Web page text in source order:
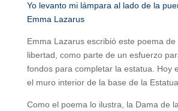
Yo levanto mi lámpara al lado de la
Emma Lazarus
Emma Lazarus escribió este poema
libertad, como parte de un esfuerzo
fondos para completar la estatua. Hoy
el muro interior de la base de la
Como el poema lo ilustra, la Dama de